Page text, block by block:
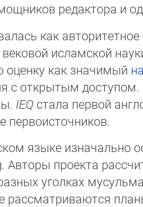
редактора и
как
исламской
оцен­ку как значимый
с от­кры­тым доступом.
IEQ стала первой
первоисточников.
языке изначально
Авторы проекта
уголках
рассма­триваются